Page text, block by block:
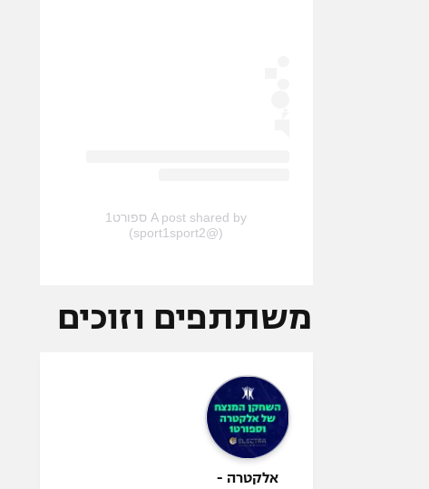
A post shared by ספורט1
(@sport1sport2)
משתתפים וזוכים
אלקטרה -